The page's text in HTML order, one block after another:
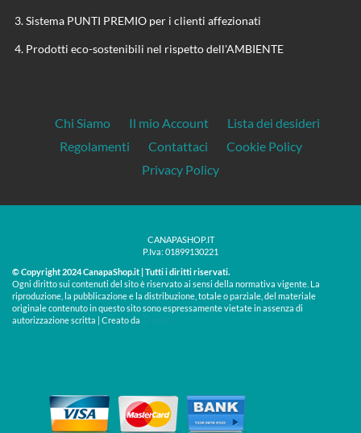
Sistema PUNTI PREMIO per i clienti affezionati
Prodotti eco-sostenibili nel rispetto dell'AMBIENTE
Chi Siamo Il mio Account
Lista dei desideri
Regolamenti
Contattaci
Cookie Policy
Privacy Policy
CANAPASHOP.IT
P.Iva: 01899130221
© Copyright 2024 CanapaShop.it | Tutti i diritti riservati.
Ogni diritto sui contenuti del sito è riservato ai sensi della normativa vigente. La
riproduzione, la pubblicazione e la distribuzione, totale o parziale, del materiale
originale contenuto in questo sito sono espressamente vietate in assenza di
autorizzazione scritta | Creato da